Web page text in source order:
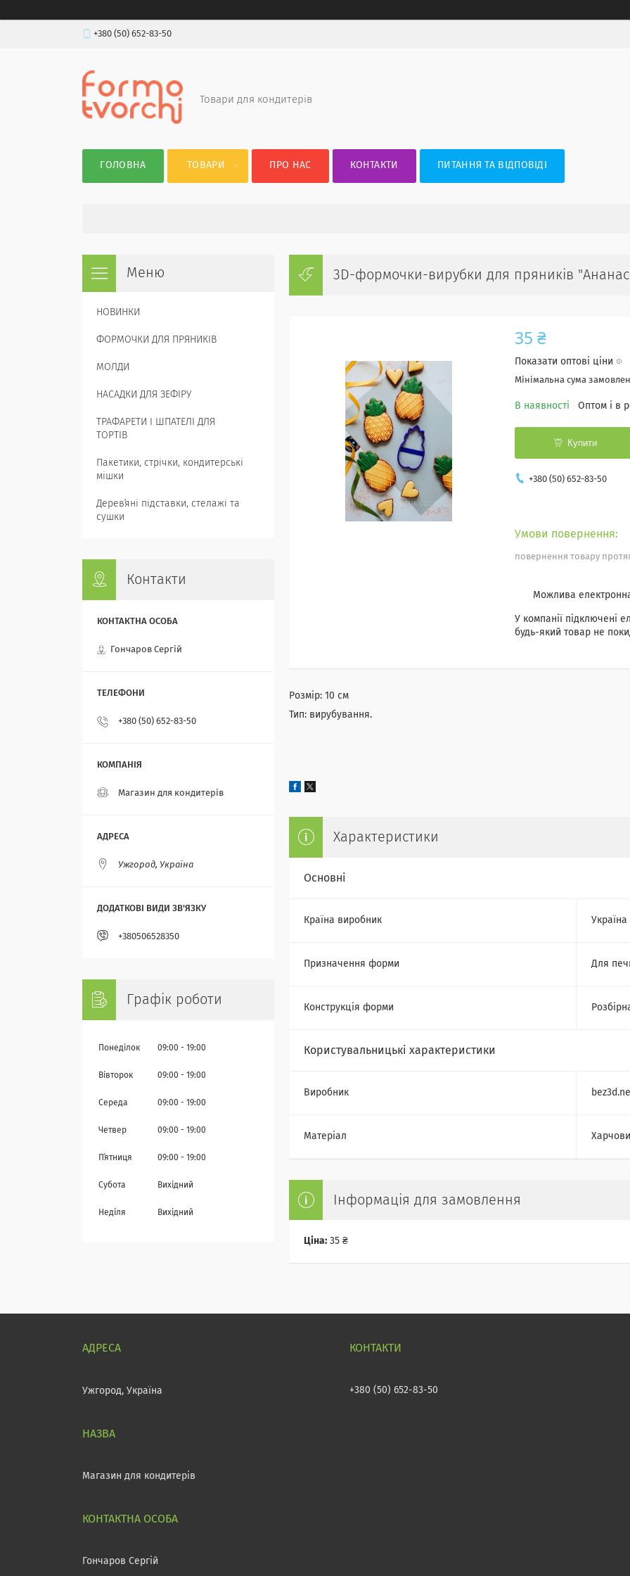
+380 (50) 652-83-50
Товари для кондитерів
ГОЛОВНА ТОВАРИ ПРО НАС КОНТАКТИ ПИТАННЯ ТА ВІДПОВІДІ
3D-формочки-вирубки для пряників
35 ₴
Показати оптові ціни
Мінімальна сума
В наявності Оптом і в
Купити
+380 (50) 652-83-50
повернення товару
У компанії підключені
будь-який товар не
Розмір: 10 см
Тип: вирубування.
Характеристики
Основні
Країна виробник Україна
Призначення форми Для
Конструкція форми
Користувальницькі характеристики
Виробник
Матеріал
Інформація для замовлення
Ціна: 35 ₴
НОВИНКИ
ФОРМОЧКИ ДЛЯ ПРЯНИКІВ
МОЛДИ
НАСАДКИ ДЛЯ ЗЕФІРУ
ТРАФАРЕТИ І ШПАТЕЛІ ДЛЯ
ТОРТІВ
Пакетики, стрічки, кондитерські
мішки
Деревʼяні підставки, стелажі та
сушки
Контакти
Гончаров Сергій
+380 (50) 652-83-50
Магазин для кондитерів
Ужгород, Україна
+380506528350
Графік роботи
Понеділок 09:00 19:00
Вівторок 09:00 19:00
Середа 09:00 19:00
Четвер 09:00 19:00
Пʼятниця 09:00 19:00
Субота Вихідний
Неділя Вихідний
Ужгород, Україна
Магазин для кондитерів
Гончаров Сергій
+380 (50) 652-83-50